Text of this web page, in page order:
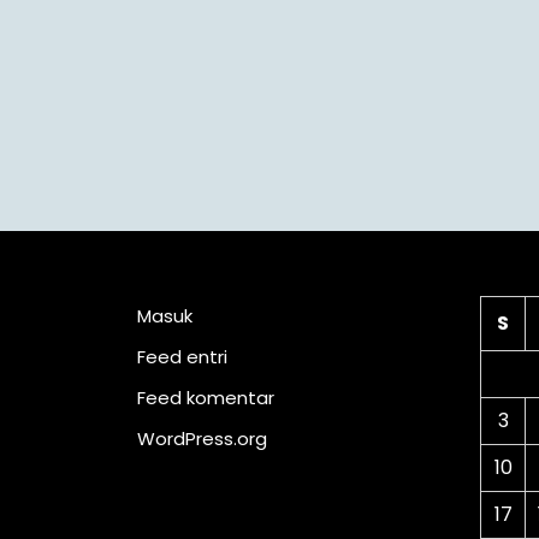
Masuk
Feed entri
Feed komentar
WordPress.org
S
3
10
17